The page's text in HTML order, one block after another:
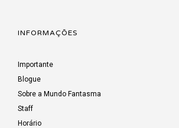
INFORMAÇÕES
Importante
Blogue
Sobre a Mundo Fantasma
Staff
Horário